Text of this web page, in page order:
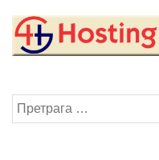
Претрага
за: